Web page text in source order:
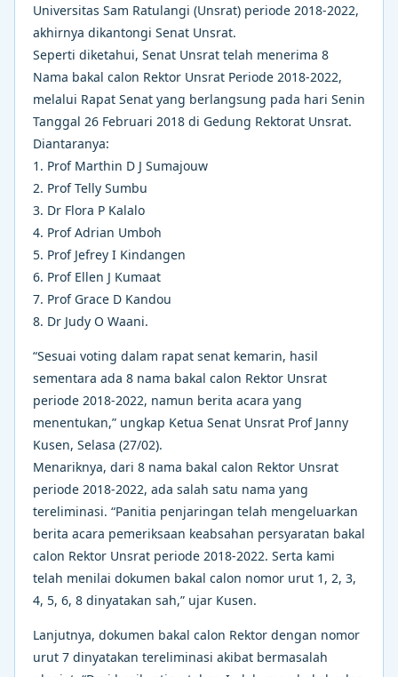
Universitas Sam Ratulangi (Unsrat) periode 2018-2022,
akhirnya dikantongi Senat Unsrat.
Seperti diketahui, Senat Unsrat telah menerima 8
Nama bakal calon Rektor Unsrat Periode 2018-2022,
melalui Rapat Senat yang berlangsung pada hari Senin
Tanggal 26 Februari 2018 di Gedung Rektorat Unsrat.
Diantaranya:
1. Prof Marthin D J Sumajouw
2. Prof Telly Sumbu
3. Dr Flora P Kalalo
4. Prof Adrian Umboh
5. Prof Jefrey I Kindangen
6. Prof Ellen J Kumaat
7. Prof Grace D Kandou
8. Dr Judy O Waani.
“Sesuai voting dalam rapat senat kemarin, hasil
sementara ada 8 nama bakal calon Rektor Unsrat
periode 2018-2022, namun berita acara yang
menentukan,” ungkap Ketua Senat Unsrat Prof Janny
Kusen, Selasa (27/02).
Menariknya, dari 8 nama bakal calon Rektor Unsrat
periode 2018-2022, ada salah satu nama yang
tereliminasi. “Panitia penjaringan telah mengeluarkan
berita acara pemeriksaan keabsahan persyaratan bakal
calon Rektor Unsrat periode 2018-2022. Serta kami
telah menilai dokumen bakal calon nomor urut 1, 2, 3,
4, 5, 6, 8 dinyatakan sah,” ujar Kusen.
Lanjutnya, dokumen bakal calon Rektor dengan nomor
urut 7 dinyatakan tereliminasi akibat bermasalah